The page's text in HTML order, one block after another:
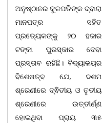
ଅନୁଷ୍ଠାନର କୁଳପତିଙ୍କ ଦ୍ବାରା
ମାନପତ୍ର ସହିତ
ପ୍ରତ୍ୟେକଙ୍କୁ ୨୦ ହଜାର
ଟଙ୍କା ପୁରସ୍କାର ଦେବା
ପ୍ରସ୍ତାବ ରହିଛି। ବିଦ୍ୟାଳୟର
ବିଶେଷତ୍ବ ଯେ, ଦଶମ
ଶ୍ରେଣୀରେ ଦ୍ଵିତୀୟ ଓ ତୃତୀୟ
ଶ୍ରେଣୀରେ ଉତ୍ତୀର୍ଣ୍ଣ
ହୋଇଥିବା ପ୍ରାୟ ୩୫